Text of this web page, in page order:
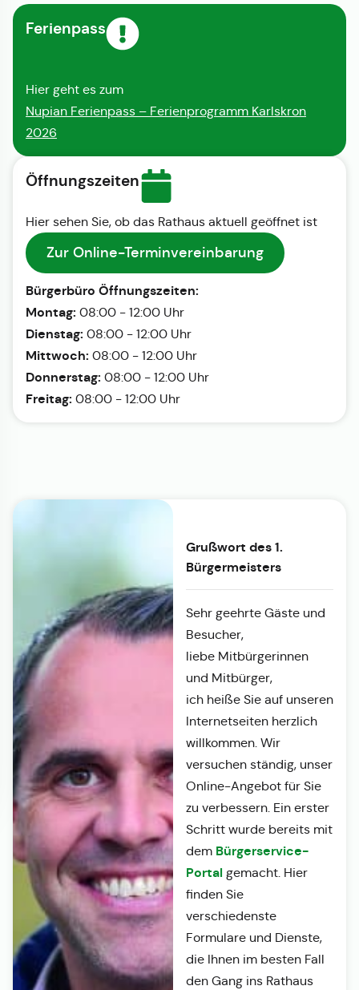
Ferienpass
Hier geht es zum
Nupian Ferienpass – Ferienprogramm Karlskron
2026
Öffnungszeiten
Hier sehen Sie, ob das Rathaus aktuell geöffnet ist
Zur Online-Terminvereinbarung
Bürgerbüro Öffnungszeiten:
Montag: 08:00 - 12:00 Uhr
Dienstag: 08:00 - 12:00 Uhr
Mittwoch: 08:00 - 12:00 Uhr
Donnerstag: 08:00 - 12:00 Uhr
Freitag: 08:00 - 12:00 Uhr
Grußwort des 1.
Bürgermeisters
Sehr geehrte Gäste und
Besucher,
liebe Mitbürgerinnen
und Mitbürger,
ich heiße Sie auf unseren
Internetseiten herzlich
willkommen. Wir
versuchen ständig, unser
Online-Angebot für Sie
zu verbessern. Ein erster
Schritt wurde bereits mit
dem Bürgerservice-
Portalgemacht. Hier
finden Sie
verschiedenste
Formulare und Dienste,
die Ihnen im besten Fall
den Gang ins Rathaus